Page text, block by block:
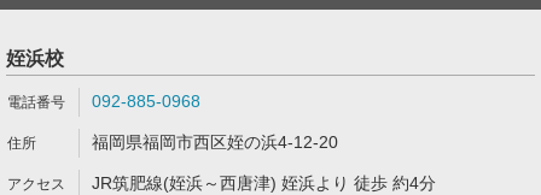
姪浜校
092-885-0968
福岡県福岡市西区姪の浜4-12-20
JR筑肥線(姪浜～西唐津) 姪浜より 徒歩 約4分